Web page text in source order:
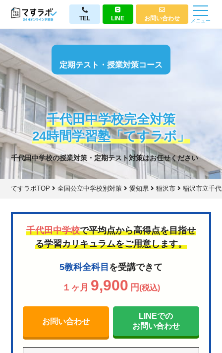
TEL LINE お問い合わせ メニュー
定期テスト・授業対策コース
千代田中学校完全対策
24時間学習塾「てすラボ」
千代田中学校の授業対策・定期テスト対策はお任せください
てすラボTOP 全国公立中学校別対策 愛知県 稲沢市 稲沢市立千
千代田中学校で平均点から高得点を目指せ
る学習カリキュラムをご用意します。
5教科全科目 を受講できて
１ヶ月 9,900 円(税込)
お問い合わせ
LINEでの
お問い合わせ